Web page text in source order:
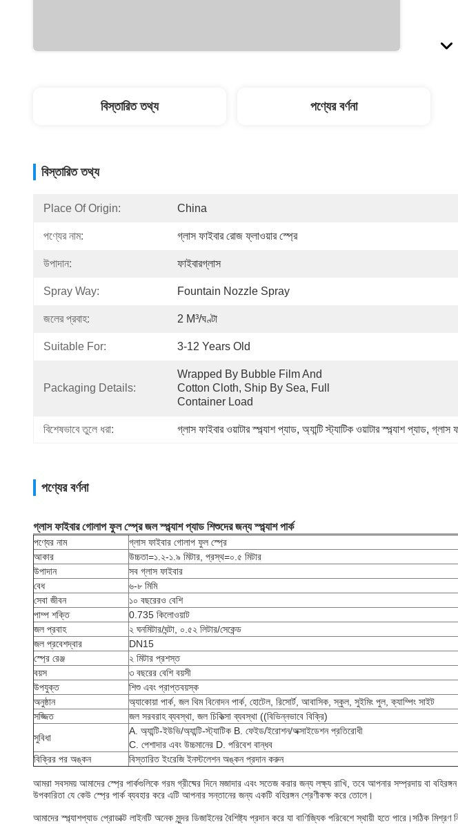
বিস্তারিত তথ্য পণ্যের বর্ণনা
বিস্তারিত তথ্য
Place Of Origin: China
পণ্যের নাম: গ্লাস ফাইবার রোজ ফ্লাওয়ার স্প্রে
উপাদান: ফাইবারগ্লাস
Spray Way: Fountain Nozzle Spray
জলের প্রবাহ: 2 M³/ঘণ্টা
Suitable For: 3-12 Years Old
Packaging Details:
Wrapped By Bubble Film And
Cotton Cloth, Ship By Sea, Full
Container Load
বিশেষভাবে তুলে ধরা: গ্লাস ফাইবার ওয়াটার স্প্ল্যাশ প্যাড, অ্যান্টি স্ট্যাটিক ওয়াটার স্প্ল্যাশ প্যাড, গ্লাস
পণ্যের বর্ণনা
গ্লাস ফাইবার গোলাপ ফুল স্প্রে জল স্প্ল্যাশ প্যাড শিশুদের জন্য স্প্ল্যাশ পার্ক
পণ্যের নাম
গ্লাস ফাইবার গোলাপ ফুল স্প্রে
আকার
উচ্চতা=১.২-১.৯ মিটার, প্রস্থ=০.৫ মিটার
উপাদান
সব গ্লাস ফাইবার
বেধ
৬-৮ মিমি
সেবা জীবন
১০ বছরেরও বেশি
পাম্প শক্তি
0.735 কিলোওয়াট
জল প্রবাহ
২ ঘনমিটার/ঘন্টা, ০.৫২ লিটার/সেকেন্ড
জল প্রবেশদ্বার
DN15
স্প্রে রেঞ্জ
২ মিটার প্রশস্ত
বয়স
৩ বছরের বেশি বয়সী
উপযুক্ত
শিশু এবং প্রাপ্তবয়স্ক
অনুষ্ঠান
অ্যাকোয়া পার্ক, জল থিম বিনোদন পার্ক, হোটেল, রিসোর্ট, আবাসিক, স্কুল, সুইমিং পুল, ক্যাম্পিং সাইট
সজ্জিত
জল সরবরাহ ব্যবস্থা, জল চিকিত্সা ব্যবস্থা ((বিভিন্নভাবে বিক্রি)
সুবিধা
A. অ্যান্টি-ইউভি/অ্যান্টি-স্ট্যাটিক B. ফেইড/ইরোশন/অক্সাইডেশন প্রতিরোধী
C. পেশাদার এবং উচ্চমানের D. পরিবেশ বান্ধব
বিক্রির পর অঙ্কন
বিস্তারিত ইংরেজি ইনস্টলেশন অঙ্কন প্রদান করুন
আমরা সবসময় আমাদের স্প্রে পার্কগুলিকে গরম গ্রীষ্মের দিনে মজাদার এবং সতেজ করার জন্য লক্ষ্য রাখি, তবে আপনার সম্প্রদায় বা
উপকারিতা যে কেউ স্প্রে পার্ক ব্যবহার করে এটি আপনার সন্তানের জন্য একটি বহিরঙ্গন শ্রেণীকক্ষ করে তোলে।
আমাদের স্প্ল্যাশপ্যাড প্রোডাক্ট লাইনটি অনেক সুন্দর ডিজাইনের বৈশিষ্ট্য প্রদান করে যা বাণিজ্যিক পরিবেশে স্থায়ী হতে পারে।সঠিক